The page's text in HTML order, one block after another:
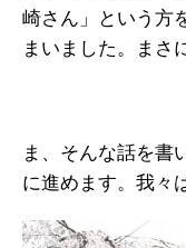
崎さん」という方
まいました。まさ
ま、そんな話を書
に進めます。我々